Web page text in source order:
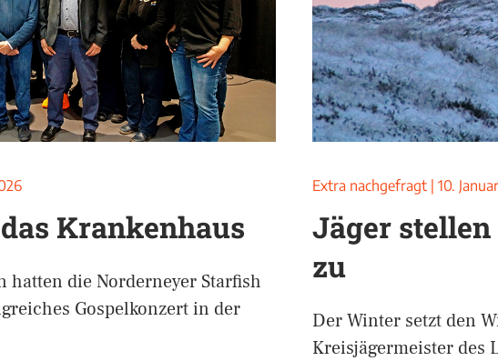
Krankenhaus
hatten die Norderneyer Starfish
Gospelkonzert in der
Extra nachgefragt 10.
Jäger
zu
Der Winter setzt den
Kreisjägermeister des